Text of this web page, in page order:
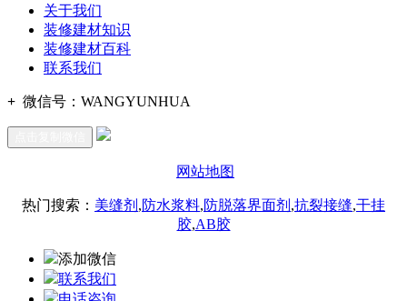
关于我们
装修建材知识
装修建材百科
联系我们
+ 微信号： WANGYUNHUA
网站地图
热门搜索： 美缝剂 ,防水浆料,防脱落界面剂 ,抗裂接缝,干挂
胶,AB胶
添加微信
联系我们